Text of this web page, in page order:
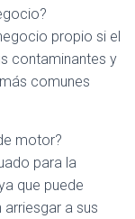
propio si el
contaminantes y
comunes
motor?
para la
que puede
a sus